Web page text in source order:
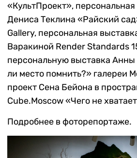
«КультПроект»,
Дениса Теклина «Райский
Gallery, персональная
Варакиной Render Standards
персональную выставка
ли место помнить?» галереи
проект Сена Бейона в
Cube.Moscow «Чего не
Подробнее в фоторепортаже.